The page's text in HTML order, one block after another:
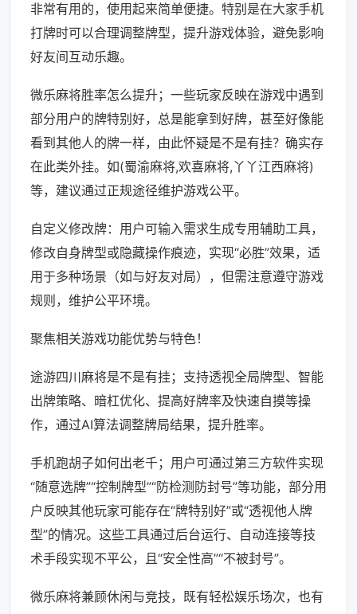
非常有用的，使用起来简单便捷。特别是在大家手机
打牌时可以合理调整牌型，提升游戏体验，避免影响
好友间互动乐趣。
微乐麻将胜率怎么提升；一些玩家反映在游戏中遇到
部分用户的牌特别好，总是能拿到好牌，甚至好像能
看到其他人的牌一样，由此怀疑是不是有挂？确实存
在此类外挂。如(蜀渝麻将,欢喜麻将,丫丫江西麻将)
等，建议通过正规途径维护游戏公平。
自定义修改牌：用户可输入需求生成专用辅助工具，
修改自身牌型或隐藏操作痕迹，实现“必胜”效果，适
用于多种场景（如与好友对局），但需注意遵守游戏
规则，维护公平环境。
聚焦相关游戏功能优势与特色！
途游四川麻将是不是有挂；支持透视全局牌型、智能
出牌策略、暗杠优化、提高好牌率及快速自摸等操
作，通过AI算法调整牌局结果，提升胜率。
手机跑胡子如何出老千；用户可通过第三方软件实现
“随意选牌”“控制牌型”“防检测防封号”等功能，部分用
户反映其他玩家可能存在“牌特别好”或“透视他人牌
型”的情况。这些工具通过后台运行、自动连接等技
术手段实现不平公，且“安全性高”“不被封号”。
微乐麻将兼顾休闲与竞技，既有轻松娱乐场次，也有